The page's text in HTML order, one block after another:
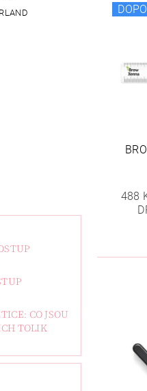
CO JSOU
TOLIK
488